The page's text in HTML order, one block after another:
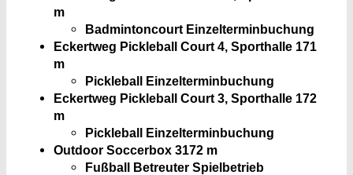
m
Badmintoncourt Einzelterminbuchung
Eckertweg Pickleball Court 4, Sporthalle 171
m
Pickleball Einzelterminbuchung
Eckertweg Pickleball Court 3, Sporthalle 172
m
Pickleball Einzelterminbuchung
Outdoor Soccerbox 3172 m
Fußball Betreuter Spielbetrieb